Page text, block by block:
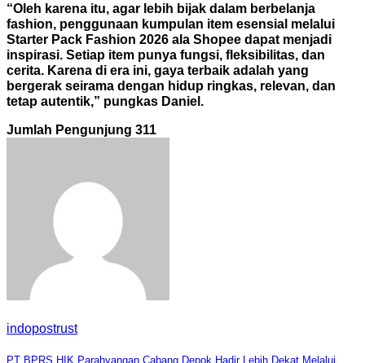
“Oleh karena itu, agar lebih bijak dalam berbelanja
fashion, penggunaan kumpulan item esensial melalui
Starter Pack Fashion 2026 ala Shopee dapat menjadi
inspirasi. Setiap item punya fungsi, fleksibilitas, dan
cerita. Karena di era ini, gaya terbaik adalah yang
bergerak seirama dengan hidup ringkas, relevan, dan
tetap autentik,” pungkas Daniel.
Jumlah Pengunjung 311
indopostrust
PT BPRS HIK Parahyangan Cabang Depok Hadir Lebih Dekat Melalui